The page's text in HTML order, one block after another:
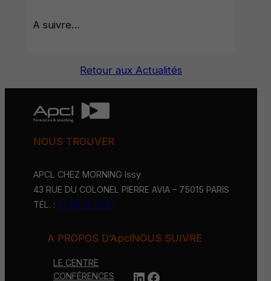
A suivre…
Retour aux Actualités
NOUS TROUVER
APCL CHEZ MORNING Issy
43 RUE DU COLONEL PIERRE AVIA – 75015 PARIS
TÉL. : 01 40 15 06 91
A PROPOS D’Apcl
LE CENTRE
CONFÉRENCES
NOUS SUIVRE
LinkedIn
https://